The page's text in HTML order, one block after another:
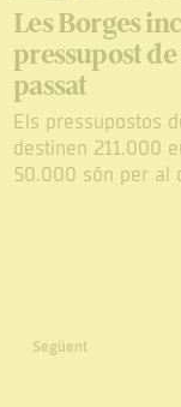
Les Borges
pressupost
passat
Els pressupostos
destinen 211.000
50.000 són per al
Següent